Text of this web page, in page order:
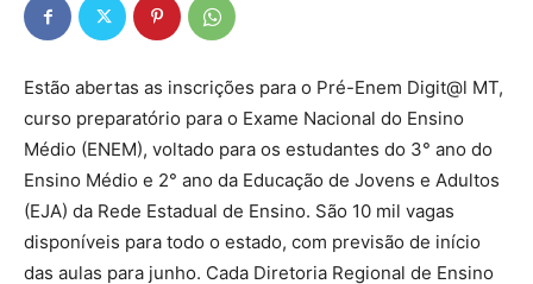
Estão abertas as inscrições para o Pré-Enem Digit@l MT,
curso preparatório para o Exame Nacional do Ensino
Médio (ENEM), voltado para os estudantes do 3° ano do
Ensino Médio e 2° ano da Educação de Jovens e Adultos
(EJA) da Rede Estadual de Ensino. São 10 mil vagas
disponíveis para todo o estado, com previsão de início
das aulas para junho. Cada Diretoria Regional de Ensino